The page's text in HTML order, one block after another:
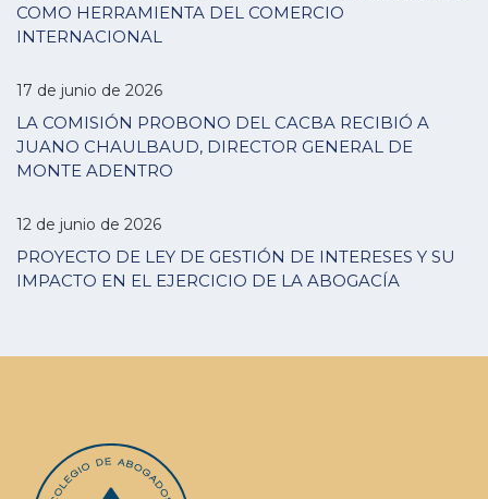
COMO HERRAMIENTA DEL COMERCIO
INTERNACIONAL
17 de junio de 2026
LA COMISIÓN PROBONO DEL CACBA RECIBIÓ A
JUANO CHAULBAUD, DIRECTOR GENERAL DE
MONTE ADENTRO
12 de junio de 2026
PROYECTO DE LEY DE GESTIÓN DE INTERESES Y SU
IMPACTO EN EL EJERCICIO DE LA ABOGACÍA